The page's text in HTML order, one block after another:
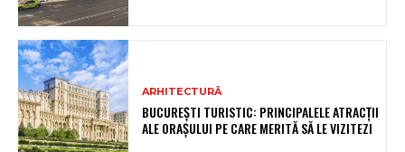
ARHITECTURĂ
BUCUREȘTI TURISTIC: PRINCIPALELE ATRACȚII
ALE ORAȘULUI PE CARE MERITĂ SĂ LE VIZITEZI